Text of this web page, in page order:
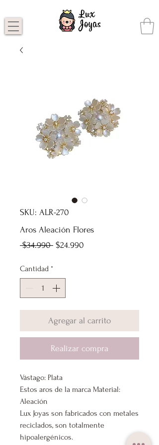
SKU: ALR-270
Aros Aleación Flores
$34.990 Precio
$24.990
Cantidad *
Agregar al carrito
Realizar compra
Vástago: Plata
Estos aros de la marca Material:
Aleación
Lux Joyas son fabricados con metales
reciclados, son totalmente
hipoalergénicos.